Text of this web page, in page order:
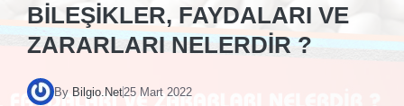
BILEŞIKLER, FAYDALARI VE
ZARARLARI NELERDIR ?
By Bilgio.Net25 Mart 2022